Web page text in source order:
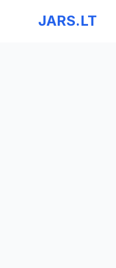
JARS.LT